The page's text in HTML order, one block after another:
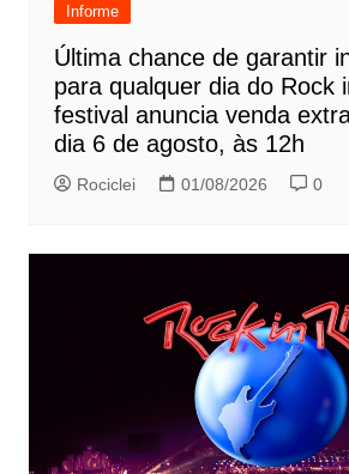
Informe
Última chance de garantir
para qualquer dia do Rock
festival anuncia venda
dia 6 de agosto, às 12h
Rociclei 01/08/2026 0